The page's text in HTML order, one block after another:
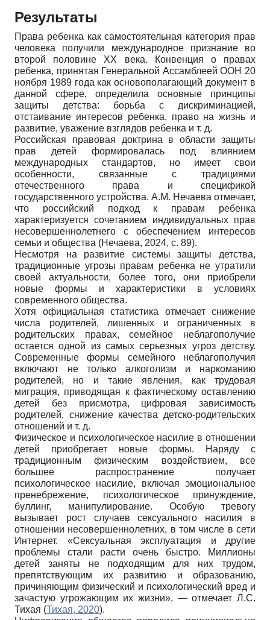
Результаты
Права ребенка как самостоятельная категория прав
человека получили международное признание во
второй половине XX века. Конвенция о правах
ребенка, принятая Генеральной Ассамблеей ООН 20
ноября 1989 года как основополагающий документ в
данной сфере, определила основные принципы
защиты детства: борьба с дискриминацией,
отстаивание интересов ребенка, право на жизнь и
развитие, уважение взглядов ребенка и т. д.
Российская правовая доктрина в области защиты
прав детей формировалась под влиянием
международных стандартов, но имеет свои
особенности, связанные с традициями
отечественного права и спецификой
государственного устройства. А.М. Нечаева отмечает,
что российский подход к правам ребенка
характеризуется сочетанием индивидуальных прав
несовершеннолетнего с обеспечением интересов
семьи и общества (Нечаева, 2024, с. 89).
Несмотря на развитие системы защиты детства,
традиционные угрозы правам ребенка не утратили
своей актуальности, более того, они приобрели
новые формы и характеристики в условиях
современного общества.
Хотя официальная статистика отмечает снижение
числа родителей, лишенных и ограниченных в
родительских правах, семейное неблагополучие
остается одной из самых серьезных угроз детству.
Современные формы семейного неблагополучия
включают не только алкоголизм и наркоманию
родителей, но и такие явления, как трудовая
миграция, приводящая к фактическому оставлению
детей без присмотра, цифровая зависимость
родителей, снижение качества детско-родительских
отношений и т. д.
Физическое и психологическое насилие в отношении
детей приобретает новые формы. Наряду с
традиционным физическим воздействием, все
большее распространение получает
психологическое насилие, включая эмоциональное
пренебрежение, психологическое принуждение,
буллинг, манипулирование. Особую тревогу
вызывает рост случаев сексуального насилия в
отношении несовершеннолетних, в том числе в сети
Интернет. «Сексуальная эксплуатация и другие
проблемы стали расти очень быстро. Миллионы
детей заняты не подходящим для них трудом,
препятствующим их развитию и образованию,
причиняющим физический и психологический вред и
зачастую угрожающим их жизни», — отмечает Л.С.
Тихая (Тихая, 2020).